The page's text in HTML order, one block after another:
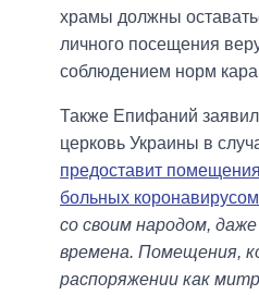
храмы должны
личного посещения
соблюдением норм
Также Епифаний
церковь Украины в
предоставит
больных коронавирусом
со своим народом,
времена. Помещения,
распоряжении как